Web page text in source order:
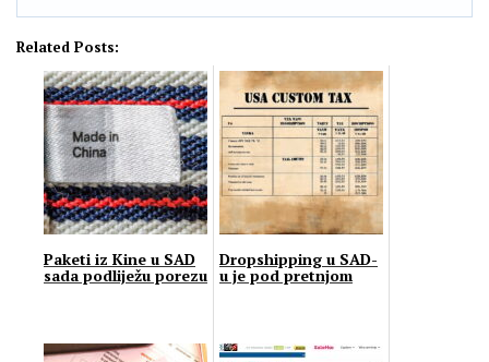
Related Posts:
Paketi iz Kine u SAD
sada podliježu porezu
Dropshipping u SAD-
u je pod pretnjom